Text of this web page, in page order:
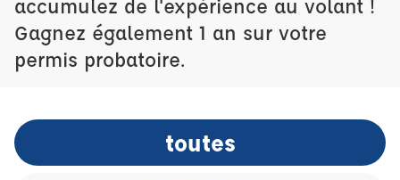
accumulez de l'expérience au volant !
Gagnez également 1 an sur votre
permis probatoire.
toutes